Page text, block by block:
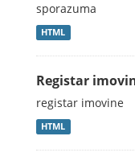
sporazuma
HTML
Registar
registar imovine
HTML